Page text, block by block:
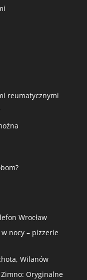
reumatycznymi
Wrocław
nocy – pizzerie
Wilanów
Oryginalne